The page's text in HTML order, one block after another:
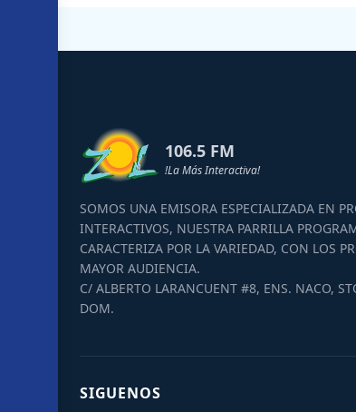
106.5 FM
!La Más Interactiva!
SOMOS UNA EMISORA ESPECIALIZADA EN
INTERACTIVOS, NUESTRA PARRILLA
CARACTERIZA POR LA VARIEDAD, CON LOS
MAYOR AUDIENCIA.
C/ ALBERTO LARANCUENT #8, ENS. NACO,
DOM.
SIGUENOS